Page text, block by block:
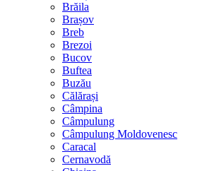
Brăila
Brașov
Breb
Brezoi
Bucov
Buftea
Buzău
Călărași
Câmpina
Câmpulung
Câmpulung Moldovenesc
Caracal
Cernavodă